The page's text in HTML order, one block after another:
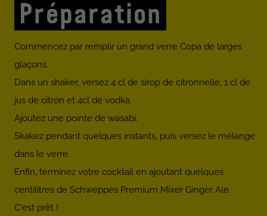
Préparation
Commencez par remplir un grand verre Copa de larges
glaçons.
Dans un shaker, versez 4 cl de sirop de citronnelle, 1 cl de
jus de citron et 4cl de vodka.
Ajoutez une pointe de wasabi.
Skakez pendant quelques instants, puis versez le mélange
dans le verre.
Enfin, terminez votre cocktail en ajoutant quelques
centilitres de Schweppes Premium Mixer Ginger Ale.
C'est prêt !